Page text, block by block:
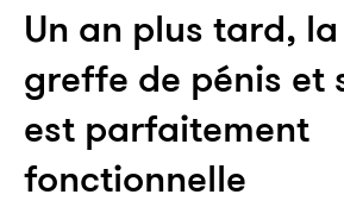
Un an plus tard,
greffe de pénis et
est parfaitement
fonctionnelle